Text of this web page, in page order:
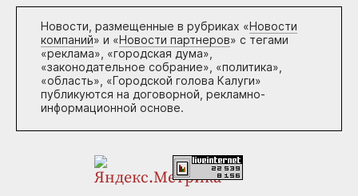
Новости, размещенные в рубриках «Новости
компаний» и «Новости партнеров» с тегами
«реклама», «городская дума»,
«законодательное собрание», «политика»,
«область», «Городской голова Калуги»
публикуются на договорной, рекламно-
информационной основе.